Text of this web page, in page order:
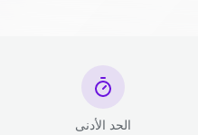
الحد الأدنى